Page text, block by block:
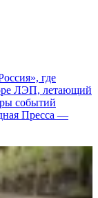
где
ЛЭП, летающий
событий
Пресса —